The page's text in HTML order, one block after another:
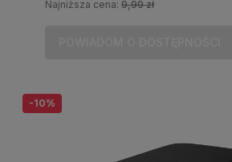
Najniższa cena: 9,99 zł
-10%